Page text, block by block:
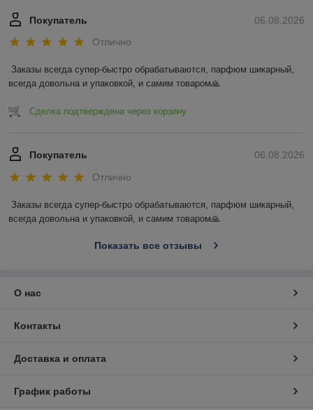
06.08.2026
Покупатель
Отлично
Заказы всегда супер-быстро обрабатываются, парфюм шикарный,
всегда довольна и упаковкой, и самим товаром🙏
Сделка подтверждена через корзину
06.08.2026
Покупатель
Отлично
Заказы всегда супер-быстро обрабатываются, парфюм шикарный,
всегда довольна и упаковкой, и самим товаром🙏
Показать все отзывы
О нас
Контакты
Доставка и оплата
График работы